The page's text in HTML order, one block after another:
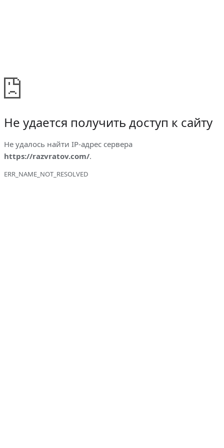
Не удается получить доступ к сайту
Не удалось найти IP-адрес сервера
https://razvratov.com/.
ERR_NAME_NOT_RESOLVED